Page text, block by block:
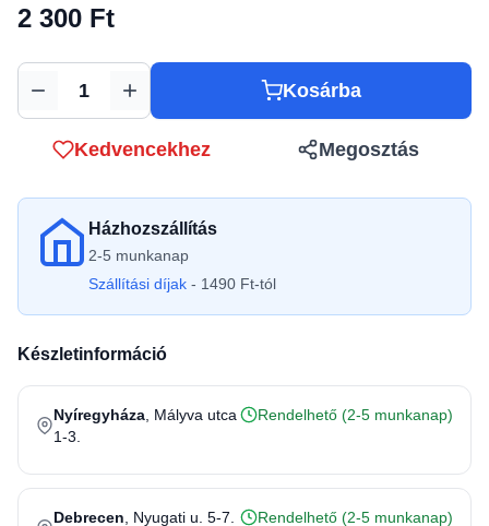
2 300 Ft
Mennyiség Kosárba
Kedvencekhez Megosztás
Házhozszállítás
2-5 munkanap
Szállítási díjak - 1490 Ft-tól
Készletinformáció
Nyíregyháza , Mályva utca
1-3.
Rendelhető (2-5 munkanap)
Debrecen , Nyugati u. 5-7.
Rendelhető (2-5 munkanap)